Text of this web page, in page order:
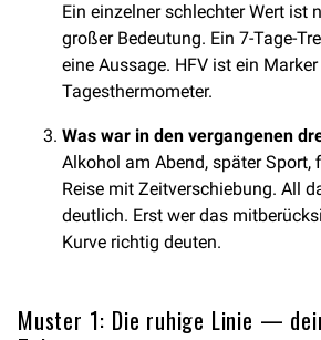
Ein einzelner schlechter Wert ist
großer Bedeutung. Ein 7-Tage-
eine Aussage. HFV ist ein
Tagesthermometer.
Was war in den vergangenen
Alkohol am Abend, später Sport,
Reise mit Zeitverschiebung. All
deutlich. Erst wer das
Kurve richtig deuten.
Muster 1: Die ruhige Linie —